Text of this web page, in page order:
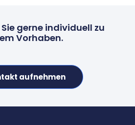
gerne individuell zu
Vorhaben.
aufnehmen